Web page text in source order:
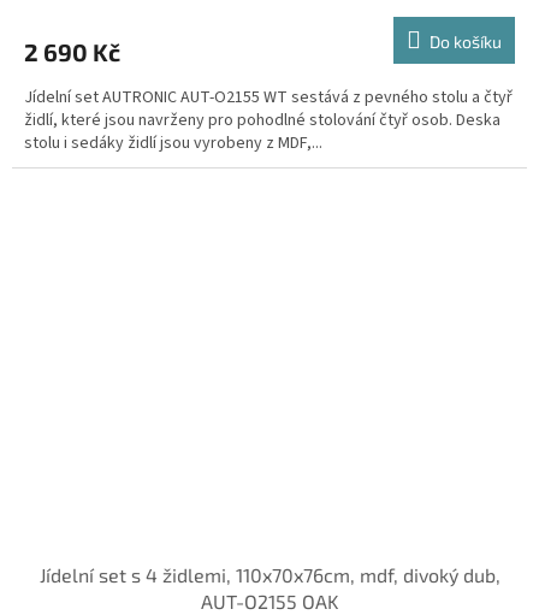
2 690 Kč Do košíku
Jídelní set AUTRONIC AUT-O2155 WT sestává z pevného stolu a čtyř
židlí, které jsou navrženy pro pohodlné stolování čtyř osob. Deska
stolu i sedáky židlí jsou vyrobeny z MDF,...
Jídelní set s 4 židlemi, 110x70x76cm, mdf, divoký dub,
AUT-O2155 OAK